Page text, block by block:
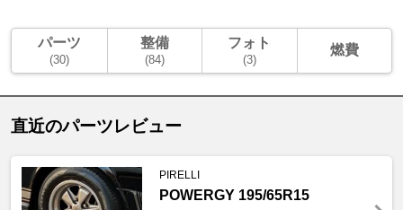
パーツ
(30)
整備
(84)
フォト
(3)
燃費
直近のパーツレビュー
PIRELLI
POWERGY 195/65R15